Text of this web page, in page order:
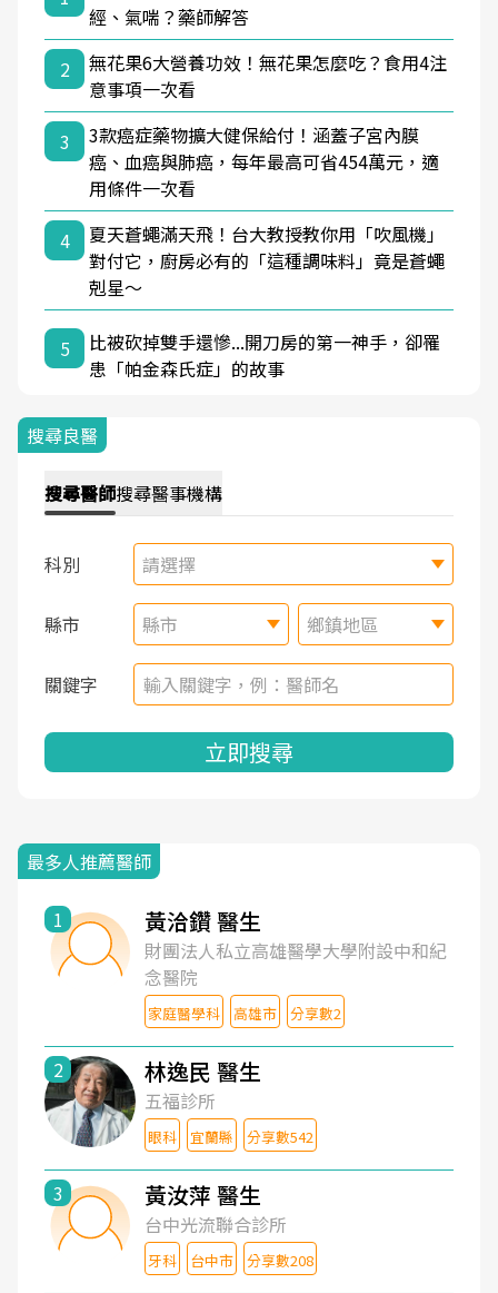
經、氣喘？藥師解答
2
無花果6大營養功效！無花果怎麼吃？食用4注
意事項一次看
3
3款癌症藥物擴大健保給付！涵蓋子宮內膜
癌、血癌與肺癌，每年最高可省454萬元，適
用條件一次看
4
夏天蒼蠅滿天飛！台大教授教你用「吹風機」
對付它，廚房必有的「這種調味料」竟是蒼蠅
剋星～
5
比被砍掉雙手還慘...開刀房的第一神手，卻罹
患「帕金森氏症」的故事
搜尋良醫
搜尋醫師搜尋醫事機構
科別 請選擇
縣市 縣市 鄉鎮地區
關鍵字
立即搜尋
最多人推薦醫師
1 黃洽鑽 醫生
財團法人私立高雄醫學大學附設中和紀
念醫院
家庭醫學科 高雄市 分享數2
2 林逸民 醫生
五福診所
眼科 宜蘭縣 分享數542
3 黃汝萍 醫生
台中光流聯合診所
牙科 台中市 分享數208